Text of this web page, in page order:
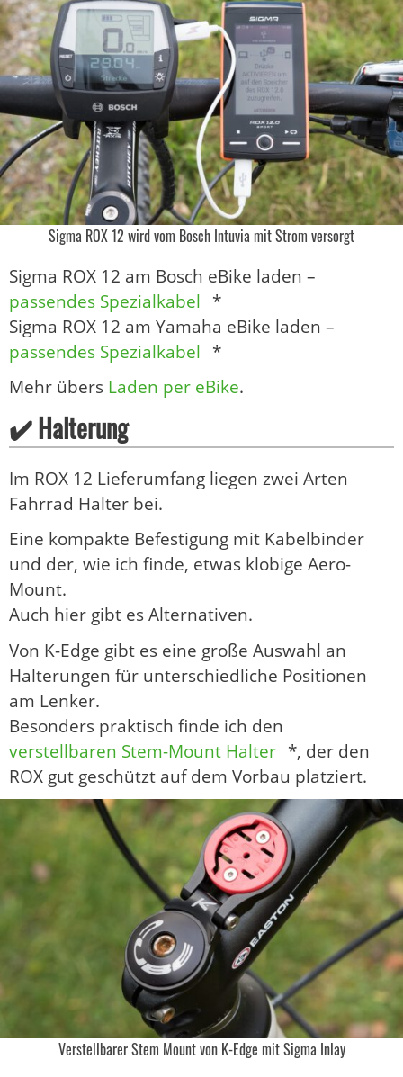
Sigma ROX 12 wird vom Bosch Intuvia mit Strom versorgt
Sigma ROX 12 am Bosch eBike laden –
passendes Spezialkabel *
Sigma ROX 12 am Yamaha eBike laden –
passendes Spezialkabel *
Mehr übers Laden per eBike.
✔️ Halterung
Im ROX 12 Lieferumfang liegen zwei Arten
Fahrrad Halter bei.
Eine kompakte Befestigung mit Kabelbinder
und der, wie ich finde, etwas klobige Aero-
Mount.
Auch hier gibt es Alternativen.
Von K-Edge gibt es eine große Auswahl an
Halterungen für unterschiedliche Positionen
am Lenker.
Besonders praktisch finde ich den
verstellbaren Stem-Mount Halter *, der den
ROX gut geschützt auf dem Vorbau platziert.
Verstellbarer Stem Mount von K-Edge mit Sigma Inlay